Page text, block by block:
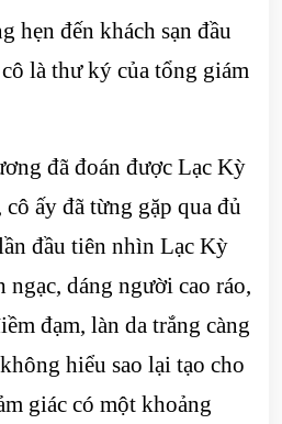
hẹn đến khách sạn đầu
là thư ký của tổng giám
đã đoán được Lạc Kỳ
ấy đã từng gặp qua đủ
đầu tiên nhìn Lạc Kỳ
dáng người cao ráo,
đạm, làn da trắng càng
hiểu sao lại tạo cho
giác có một khoảng